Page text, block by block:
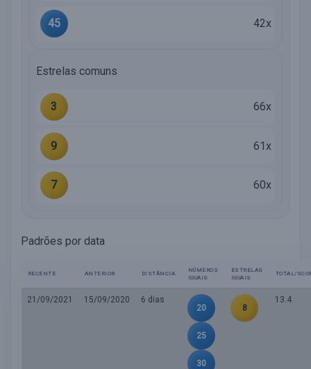
45 42x
Estrelas comuns
3 66x
9 61x
7 60x
Padrões por data
RECENTE ANTERIOR DISTÂNCIA
NÚMEROS
IGUAIS
ESTRELAS
IGUAIS
TOTAL/
21/09/2021 15/09/2020
6 dias
20
25
30
8
13.4